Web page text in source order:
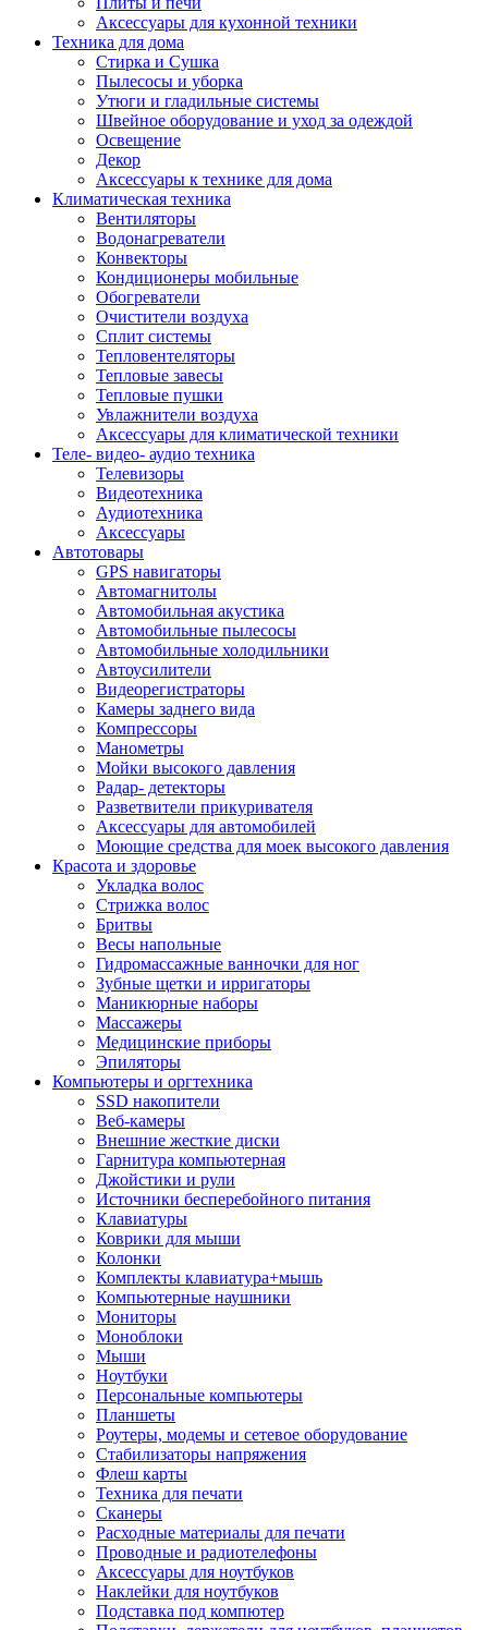
Аксессуары для кухонной техники
Техника для дома
Стирка и Сушка
Пылесосы и уборка
Утюги и гладильные системы
Швейное оборудование и уход за одеждой
Освещение
Декор
Аксессуары к технике для дома
Климатическая техника
Вентиляторы
Водонагреватели
Конвекторы
Кондиционеры мобильные
Обогреватели
Очистители воздуха
Сплит системы
Тепловентеляторы
Тепловые завесы
Тепловые пушки
Увлажнители воздуха
Аксессуары для климатической техники
Теле- видео- аудио техника
Телевизоры
Видеотехника
Аудиотехника
Аксессуары
Автотовары
GPS навигаторы
Автомагнитолы
Автомобильная акустика
Автомобильные пылесосы
Автомобильные холодильники
Автоусилители
Видеорегистраторы
Камеры заднего вида
Компрессоры
Манометры
Мойки высокого давления
Радар- детекторы
Разветвители прикуривателя
Аксессуары для автомобилей
Моющие средства для моек высокого давления
Красота и здоровье
Укладка волос
Стрижка волос
Бритвы
Весы напольные
Гидромассажные ванночки для ног
Зубные щетки и ирригаторы
Маникюрные наборы
Массажеры
Медицинские приборы
Эпиляторы
Компьютеры и оргтехника
SSD накопители
Веб-камеры
Внешние жесткие диски
Гарнитура компьютерная
Джойстики и рули
Источники бесперебойного питания
Клавиатуры
Коврики для мыши
Колонки
Комплекты клавиатура+мышь
Компьютерные наушники
Мониторы
Моноблоки
Мыши
Ноутбуки
Персональные компьютеры
Планшеты
Роутеры, модемы и сетевое оборудование
Стабилизаторы напряжения
Флеш карты
Техника для печати
Сканеры
Расходные материалы для печати
Проводные и радиотелефоны
Аксессуары для ноутбуков
Наклейки для ноутбуков
Подставка под компютер